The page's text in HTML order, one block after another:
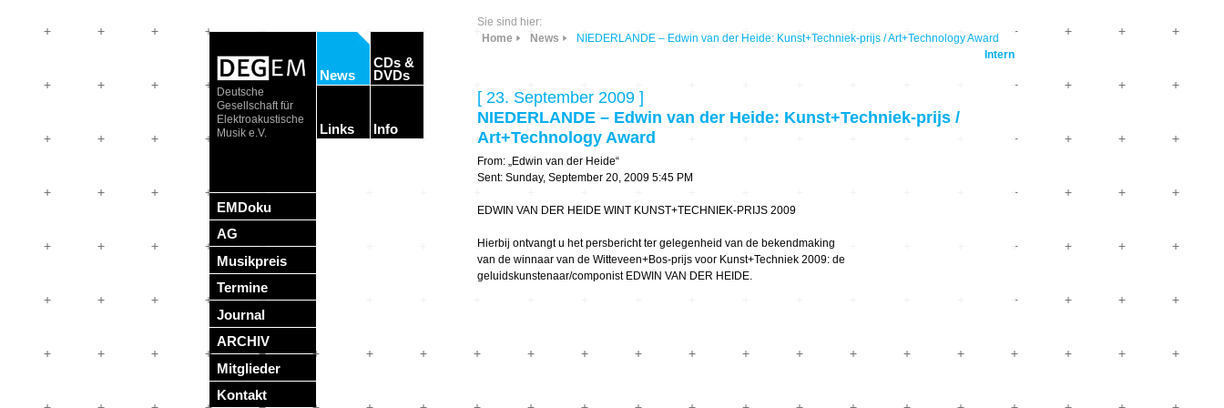
Deutsche
Gesellschaft für
Elektroakustische
Musik e.V.
EMDoku
AG
Musikpreis
Termine
Journal
ARCHIV
Mitglieder
Kontakt
News
CDs &
DVDs
Zeit
– Ecological
Links
Forschung
Festivals
Info
Sie sind hier:
Home
News
NIEDERLANDE – Edwin van der Heide: Kunst+Techniek-prijs / Art+Technology Award
Intern
[ 23. September 2009 ]
NIEDERLANDE – Edwin van der Heide: Kunst+Techniek-prijs /
Art+Technology Award
From: „Edwin van der Heide“
Sent: Sunday, September 20, 2009 5:45 PM
EDWIN VAN DER HEIDE WINT KUNST+TECHNIEK-PRIJS 2009
Hierbij ontvangt u het persbericht ter gelegenheid van de bekendmaking
van de winnaar van de Witteveen+Bos-prijs voor Kunst+Techniek 2009: de
geluidskunstenaar/componist EDWIN VAN DER HEIDE.